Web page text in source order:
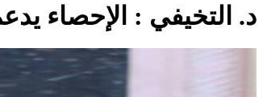
د. التخيفي : الإحصاء